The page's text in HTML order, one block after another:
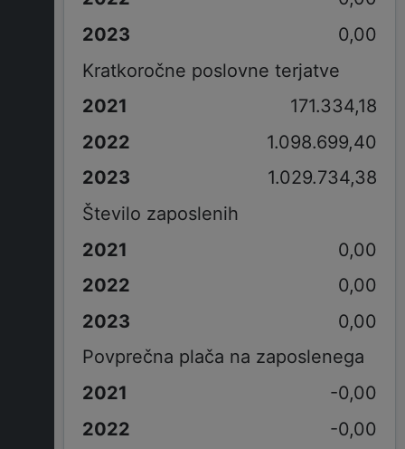
0,00
Kratkoročne poslovne terjatve
171.334,18
1.098.699,40
1.029.734,38
Število zaposlenih
0,00
0,00
0,00
Povprečna plača na zaposlenega
-0,00
-0,00